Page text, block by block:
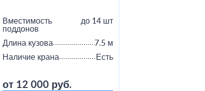
Вместимость
поддонов
до 14 шт
Длина кузова
7.5 м
Наличие крана
Есть
от 12 000 руб.